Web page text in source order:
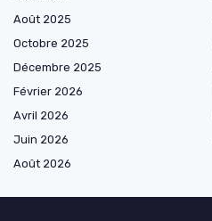
Août 2025
Octobre 2025
Décembre 2025
Février 2026
Avril 2026
Juin 2026
Août 2026